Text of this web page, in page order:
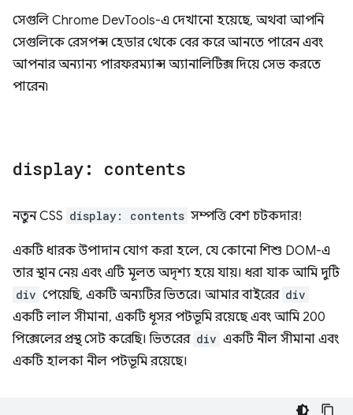
সেগুলি Chrome DevTools-এ দেখানো হয়েছে, অথবা আপনি
সেগুলিকে রেসপন্স হেডার থেকে বের করে আনতে পারেন এবং
আপনার অন্যান্য পারফরম্যান্স অ্যানালিটিক্স দিয়ে সেভ করতে
পারেন৷
display: contents
নতুন CSS display: contents সম্পত্তি বেশ চটকদার!
একটি ধারক উপাদান যোগ করা হলে, যে কোনো শিশু DOM-এ
তার স্থান নেয় এবং এটি মূলত অদৃশ্য হয়ে যায়। ধরা যাক আমি দুটি
div পেয়েছি, একটি অন্যটির ভিতরে। আমার বাইরের div
একটি লাল সীমানা, একটি ধূসর পটভূমি রয়েছে এবং আমি 200
পিক্সেলের প্রস্থ সেট করেছি। ভিতরের div একটি নীল সীমানা এবং
একটি হালকা নীল পটভূমি রয়েছে।